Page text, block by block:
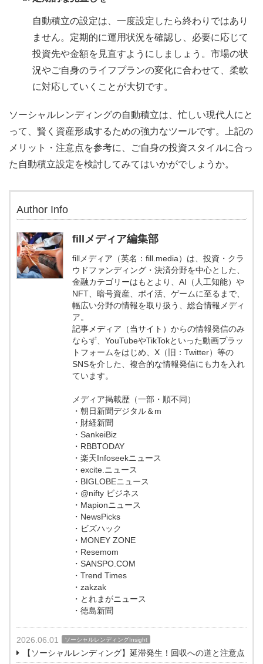
自動積立の設定は、一度設定したら終わりではあり
ません。定期的に運用状況を確認し、必要に応じて
投資先や金額を見直すようにしましょう。市場の状
況やご自身のライフプランの変化に合わせて、柔軟
に対応していくことが大切です。
ソーシャルレンディングの自動積立は、忙しい現代人にと
って、賢く資産形成するための強力なツールです。上記の
メリット・注意点を参考に、ご自身の投資スタイルに合っ
た自動積立設定を検討してみてはいかがでしょうか。
Author Info
fillメディア編集部
fillメディア（英名：fill.media）は、投資・クラ
ウドファンディング・決済分野を中心とした、
金融カテゴリーはもとより、AI（人工知能）や
NFT、暗号資産、ポイ活、ゲームに至るまで、
幅広い分野の情報を取り扱う、総合情報メディ
ア。
記事メディア（当サイト）からの情報発信のみ
ならず、YouTubeやTikTokといった動画プラッ
トフォームをはじめ、X（旧：Twitter）等の
SNSを介した、複合的な情報発信にも力を入れ
ています。
メディア掲載歴（一部・順不同）
・朝日新聞デジタル＆m
・財経新聞
・SankeiBiz
・RBBTODAY
・楽天Infoseekニュース
・excite.ニュース
・BIGLOBEニュース
・@nifty ビジネス
・Mapionニュース
・NewsPicks
・ビズハック
・MONEY ZONE
・Resemom
・SANSPO.COM
・Trend Times
・zakzak
・とれまがニュース
・徳島新聞
2026.06.01 ソーシャルレンディングInsight
【ソーシャルレンディング】延滞発生！回収への道と注意点